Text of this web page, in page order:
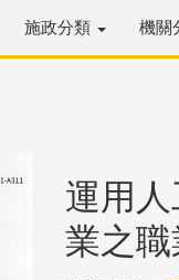
施政分類 機關
運用
業之